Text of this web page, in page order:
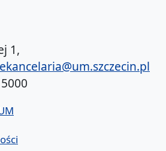
1,
ekancelaria@um.szczecin.pl